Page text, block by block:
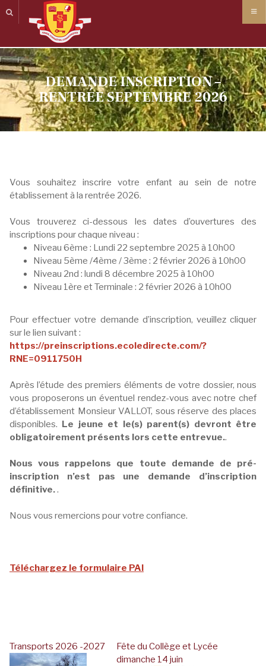
DEMANDE INSCRIPTION –
RENTRÉE SEPTEMBRE 2026
Vous souhaitez inscrire votre enfant au sein de notre
établissement à la rentrée 2026.
Vous trouverez ci-dessous les dates d’ouvertures des
inscriptions pour chaque niveau :
Niveau 6ème : Lundi 22 septembre 2025 à 10h00
Niveau 5ème /4ème / 3ème : 2 février 2026 à 10h00
Niveau 2nd : lundi 8 décembre 2025 à 10h00
Niveau 1ère et Terminale : 2 février 2026 à 10h00
Pour effectuer votre demande d’inscription, veuillez cliquer
sur le lien suivant :
https://preinscriptions.ecoledirecte.com/?
RNE=0911750H
Après l’étude des premiers éléments de votre dossier, nous
vous proposerons un éventuel rendez-vous avec notre chef
d’établissement Monsieur VALLOT, sous réserve des places
disponibles. Le jeune et le(s) parent(s) devront être
obligatoirement présents lors cette entrevue..
Nous vous rappelons que toute demande de pré-
inscription n’est pas une demande d’inscription
définitive..
Nous vous remercions pour votre confiance.
Téléchargez le formulaire PAI
Transports 2026 -2027
Fête du Collège et Lycée
dimanche 14 juin
Panneau de gestion des cookies